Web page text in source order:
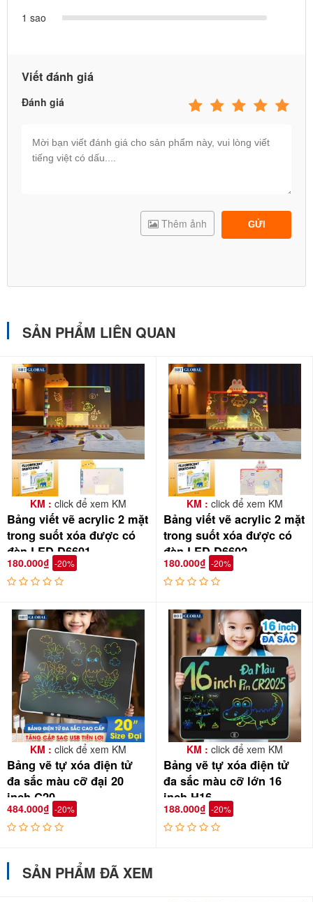
1 sao
Viết đánh giá
Đánh giá
GỬI
Thêm ảnh
SẢN PHẨM LIÊN QUAN
KM : click để xem KM
Bảng viết vẽ acrylic 2 mặt
trong suốt xóa được có
đèn LED D6601
180.000₫ -20%
KM : click để xem KM
Bảng viết vẽ acrylic 2 mặt
trong suốt xóa được có
đèn LED D6602
180.000₫ -20%
KM : click để xem KM
Bảng vẽ tự xóa điện tử
đa sắc màu cỡ đại 20
inch C20
484.000₫ -20%
KM : click để xem KM
Bảng vẽ tự xóa điện tử
đa sắc màu cỡ lớn 16
inch H16
188.000₫ -20%
SẢN PHẨM ĐÃ XEM